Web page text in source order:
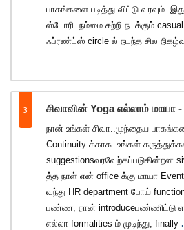
பாகங்களை படித்து விட்டு வரவும்.
ஸ்டோரி. நம்மை சுற்றி நடக்கும்
ஃப்ரண்ட்ஸ் circle ல் நடந்த சில
3 சிவாவின் Yoga எல்லாம் மாயா -
நான் உங்கள் சிவா..முந்தைய
Continuity க்காக..உங்கள்
த்த நாள் என் office க்கு மாயா
வந்து HR department போய்
பண்ண, நான் introduceபண்ணிட்டு
எல்லா formalities ம் முடிந்து, finally